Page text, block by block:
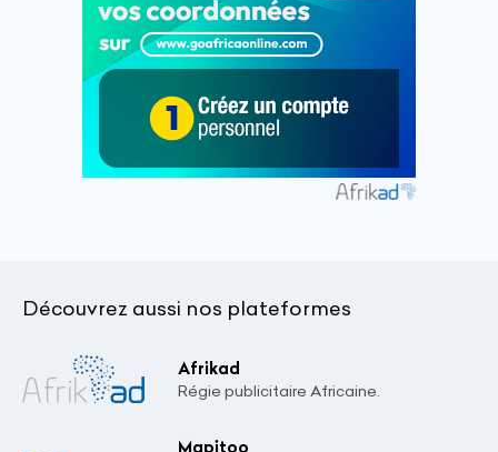
Découvrez aussi nos plateformes
Afrikad
Régie publicitaire Africaine.
Mapitoo